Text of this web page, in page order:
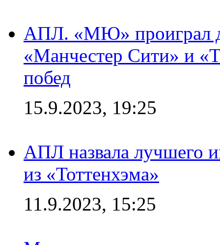
АПЛ. «МЮ» проиграл
«Манчестер Сити» и
побед
15.9.2023, 19:25
АПЛ назвала лучшего
из «Тоттенхэма»
11.9.2023, 15:25